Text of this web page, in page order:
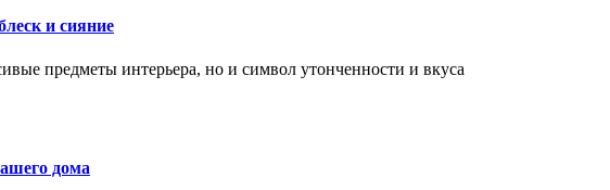
и сияние
предметы интерьера, но и символ утонченности и вкуса
дома